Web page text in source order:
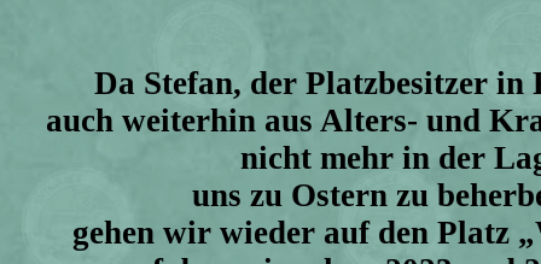
Da Stefan, der Platzbesitzer in
auch weiterhin aus Alters- und
nicht mehr in der
uns zu Ostern zu
gehen wir wieder auf den Platz